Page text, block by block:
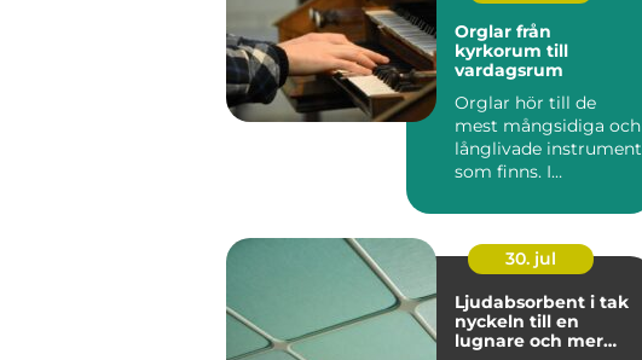
Orglar från
kyrkorum till
vardagsrum
Orglar hör till de
mest mångsidiga och
långlivade instrument
som finns. I
burit m...
30. jul
Ljudabsorbent i tak
nyckeln till en
lugnare och mer